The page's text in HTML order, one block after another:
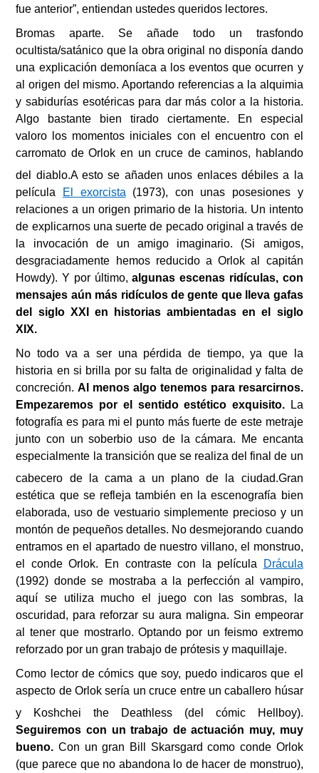
fue anterior”, entiendan ustedes queridos lectores.
Bromas aparte. Se añade todo un trasfondo
ocultista/satánico que la obra original no disponía dando
una explicación demoníaca a los eventos que ocurren y
al origen del mismo. Aportando referencias a la alquimia
y sabidurías esotéricas para dar más color a la historia.
Algo bastante bien tirado ciertamente. En especial
valoro los momentos iniciales con el encuentro con el
carromato de Orlok en un cruce de caminos, hablando
del diablo.A esto se añaden unos enlaces débiles a la
película
El exorcista (1973), con unas posesiones y
relaciones a un origen primario de la historia. Un intento
de explicarnos una suerte de pecado original a través de
la invocación de un amigo imaginario. (Si amigos,
desgraciadamente hemos reducido a Orlok al capitán
Howdy).Y por último,algunas escenas ridículas, con
mensajes aún más ridículos de gente que lleva gafas
del siglo XXI en historias ambientadas en el siglo
XIX.
No todo va a ser una pérdida de tiempo, ya que la
historia en si brilla por su falta de originalidad y falta de
concreción.Al menos algo tenemos para resarcirnos.
Empezaremos por el sentido estético exquisito.La
fotografía es para mi el punto más fuerte de este metraje
junto con un soberbio uso de la cámara. Me encanta
especialmente la transición que se realiza del final de un
cabecero de la cama a un plano de la ciudad.Gran
estética que se refleja también en la escenografía bien
elaborada, uso de vestuario simplemente precioso y un
montón de pequeños detalles. No desmejorando cuando
entramos en el apartado de nuestro villano, el monstruo,
el conde Orlok. En contraste con la película
Drácula
(1992) donde se mostraba a la perfección al vampiro,
aquí se utiliza mucho el juego con las sombras, la
oscuridad, para reforzar su aura maligna. Sin empeorar
al tener que mostrarlo. Optando por un feismo extremo
reforzado por un gran trabajo de prótesis y maquillaje.
Como lector de cómics que soy, puedo indicaros que el
aspecto de Orlok sería un cruce entre un caballero húsar
y Koshchei the Deathless (del cómic Hellboy).
Seguiremos con un trabajo de actuación muy, muy
bueno.Con un gran Bill Skarsgard como conde Orlok
(que parece que no abandona lo de hacer de monstruo),